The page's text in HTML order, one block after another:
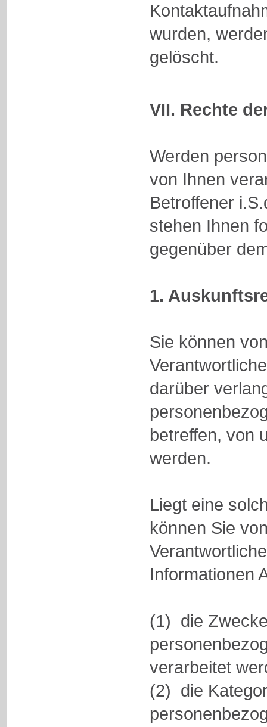
wurden,
gelöscht.
VII. Rechte
Werden
von Ihnen
Betroffener
stehen Ihnen
gegenüber
1.
Sie können
darüber
betreffen, von
werden.
Liegt eine
können Sie
Informationen
(1) die
verarbeitet
(2) die